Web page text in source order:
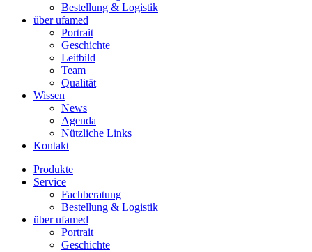
Bestellung & Logistik
über ufamed
Portrait
Geschichte
Leitbild
Team
Qualität
Wissen
News
Agenda
Nützliche Links
Kontakt
Produkte
Service
Fachberatung
Bestellung & Logistik
über ufamed
Portrait
Geschichte